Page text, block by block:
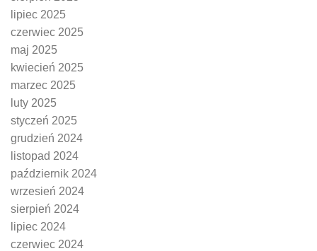
lipiec 2025
czerwiec 2025
maj 2025
kwiecień 2025
marzec 2025
luty 2025
styczeń 2025
grudzień 2024
listopad 2024
październik 2024
wrzesień 2024
sierpień 2024
lipiec 2024
czerwiec 2024